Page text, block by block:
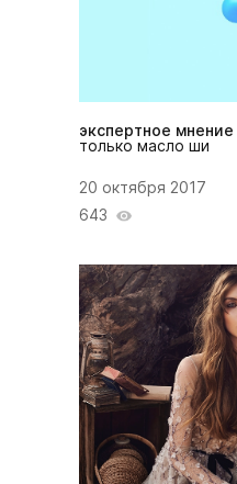
экспертное мнение
только масло ши
20 октября 2017
643